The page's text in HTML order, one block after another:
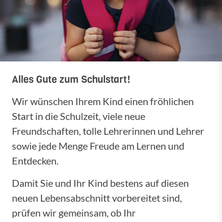
Alles Gute zum Schulstart!
Wir wünschen Ihrem Kind einen fröhlichen
Start in die Schulzeit, viele neue
Freundschaften, tolle Lehrerinnen und Lehrer
sowie jede Menge Freude am Lernen und
Entdecken.
Damit Sie und Ihr Kind bestens auf diesen
neuen Lebensabschnitt vorbereitet sind,
prüfen wir gemeinsam, ob Ihr